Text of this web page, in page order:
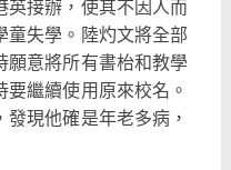
英接辦，使其不因人而
童失學。陸灼文將全部
願意將所有書枱和教學
繼續使用原來校名。
現他確是年老多病，